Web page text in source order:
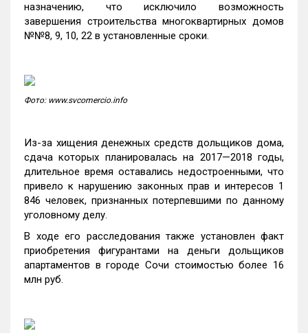
назначению, что исключило возможность
завершения строительства многоквартирных домов
№№8, 9, 10, 22 в установленные сроки.
Фото: www.svcomercio.info
Из-за хищения денежных средств дольщиков дома,
сдача которых планировалась на 2017—2018 годы,
длительное время оставались недостроенными, что
привело к нарушению законных прав и интересов 1
846 человек, признанных потерпевшими по данному
уголовному делу.
В ходе его расследования также установлен факт
приобретения фигурантами на деньги дольщиков
апартаментов в городе Сочи стоимостью более 16
млн руб.